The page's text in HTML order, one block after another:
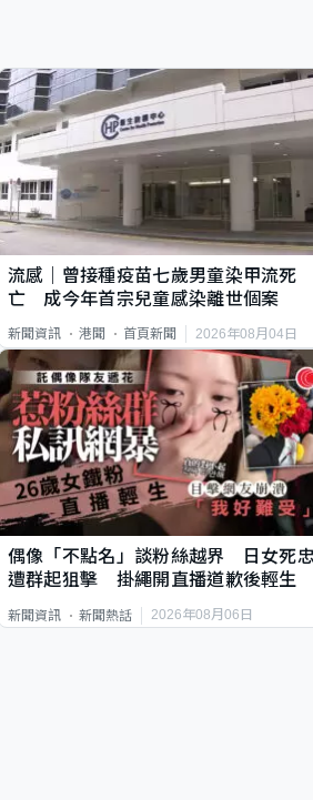
流感｜曾接種疫苗七歲男童染甲流死
亡 成今年首宗兒童感染離世個案
新聞資訊 港聞 首頁新聞 2026年08月04日
偶像「不點名」談粉絲越界 日女死忠
遭群起狙擊 掛繩開直播道歉後輕生
新聞資訊 新聞熱話 2026年08月06日